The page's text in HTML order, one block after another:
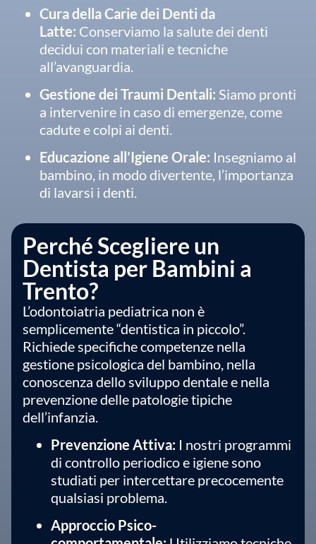
Cura della Carie dei Denti da
Latte: Conserviamo la salute dei denti
decidui con materiali e tecniche
all’avanguardia.
Gestione dei Traumi Dentali: Siamo pronti
a intervenire in caso di emergenze, come
cadute e colpi ai denti.
Educazione all’Igiene Orale: Insegniamo al
bambino, in modo divertente, l’importanza
di lavarsi i denti.
Perché Scegliere un
Dentista per Bambini a
Trento?
L’odontoiatria pediatrica non è
semplicemente “dentistica in piccolo”.
Richiede specifiche competenze nella
gestione psicologica del bambino, nella
conoscenza dello sviluppo dentale e nella
prevenzione delle patologie tipiche
dell’infanzia.
Prevenzione Attiva: I nostri programmi
di controllo periodico e igiene sono
studiati per intercettare precocemente
qualsiasi problema.
Approccio Psico-